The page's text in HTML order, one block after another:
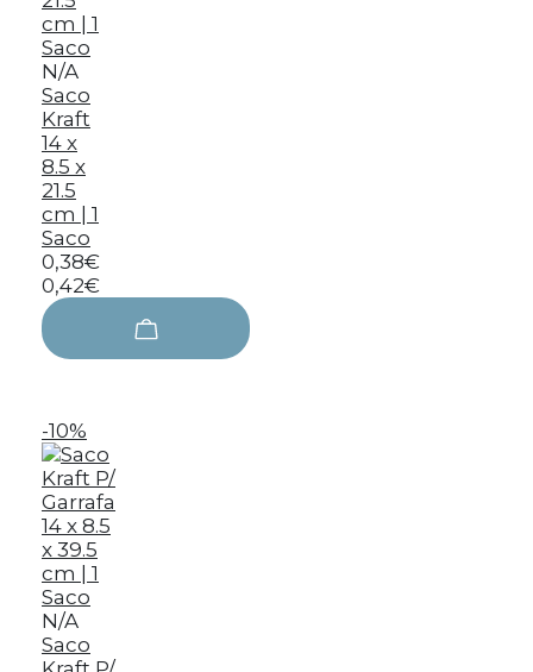
N/A
Saco
Kraft
14 x
8.5 x
21.5
cm | 1
Saco
0,38€
0,42€
-10%
N/A
Saco